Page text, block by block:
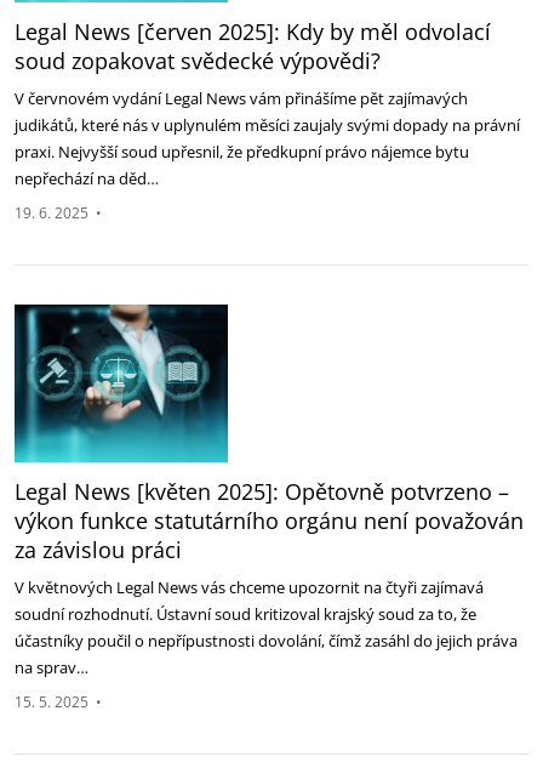
Legal News [červen 2025]: Kdy by měl odvolací
soud zopakovat svědecké ‎výpovědi? ‎
V červnovém vydání Legal News vám přinášíme pět zajímavých
judikátů, které nás v uplynulém měsíci zaujaly ‎svými dopady na právní
praxi. Nejvyšší soud upřesnil, že předkupní právo nájemce bytu
nepřechází na děd…
19. 6. 2025 •
Legal News [květen 2025]: Opětovně potvrzeno –
výkon funkce ‎statutárního orgánu není považován
za závislou práci‎
V květnových Legal News vás chceme upozornit na čtyři zajímavá
soudní rozhodnutí. Ústavní soud kritizoval krajský ‎soud za to, že
účastníky poučil o nepřípustnosti dovolání, čímž zasáhl do jejich práva
na sprav…
15. 5. 2025 •